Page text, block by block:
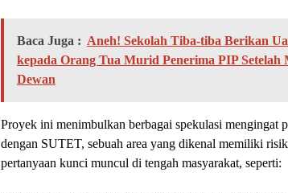
Baca Juga : Aneh! Sekolah Tiba-tiba Berikan
kepada Orang Tua Murid Penerima PIP Setelah
Dewan
Proyek ini menimbulkan berbagai spekulasi mengingat
dengan SUTET, sebuah area yang dikenal memiliki
pertanyaan kunci muncul di tengah masyarakat, seperti: